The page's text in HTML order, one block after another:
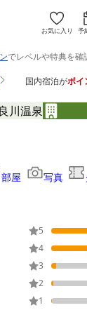
お気に入り 予
川温泉
部屋 写真
5
4
3
2
1